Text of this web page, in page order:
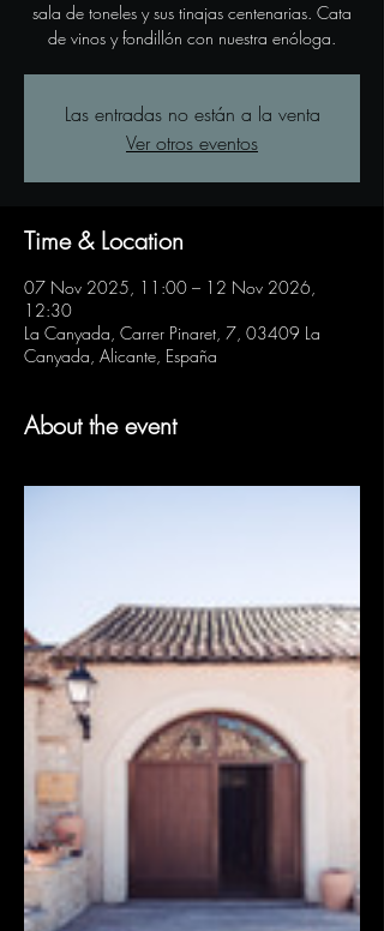
sala de toneles y sus tinajas centenarias. Cata
de vinos y fondillón con nuestra enóloga.
Las entradas no están a la venta
Ver otros eventos
Time & Location
07 Nov 2025, 11:00 – 12 Nov 2026,
12:30
La Canyada, Carrer Pinaret, 7, 03409 La
Canyada, Alicante, España
About the event